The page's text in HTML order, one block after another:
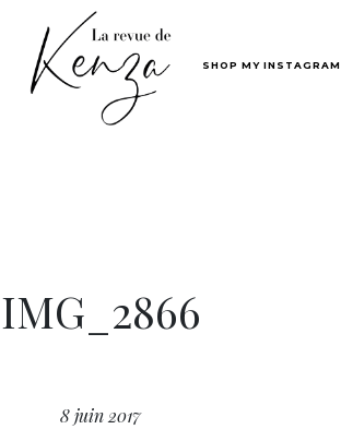
SHOP MY INSTAGRAM
IMG_2866
8 juin 2017